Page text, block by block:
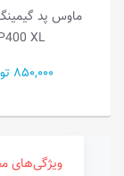
ماوس پد
XL
850,000 تومان
ویژگی‌های